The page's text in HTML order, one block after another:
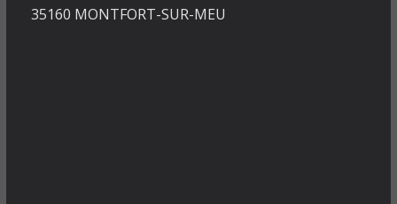
35160 MONTFORT-SUR-MEU